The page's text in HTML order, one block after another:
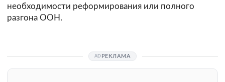
необходимости реформирования или полного
разгона ООН.
РЕКЛАМА